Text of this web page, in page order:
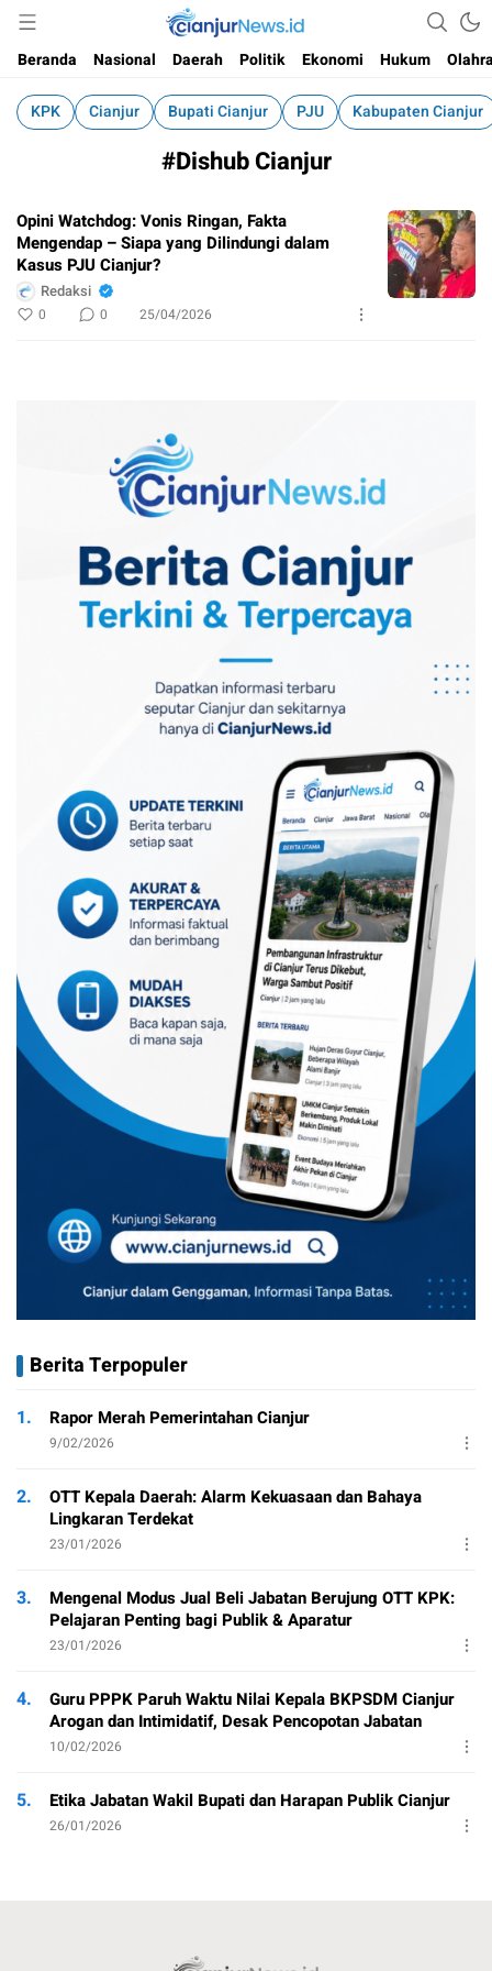
cianjurnews.id
Informasi Faktual dan Berimbang
Beranda
Nasional Daerah Politik Ekonomi Hukum
KPK Cianjur Bupati Cianjur PJU Kabupaten Cianjur
#Dishub Cianjur
Opini Watchdog: Vonis Ringan, Fakta
Mengendap – Siapa yang Dilindungi dalam
Kasus PJU Cianjur?
Redaksi
0 0 25/04/2026
Berita Terpopuler
1. Rapor Merah Pemerintahan Cianjur
9/02/2026
2.
OTT Kepala Daerah: Alarm Kekuasaan dan Bahaya
Lingkaran Terdekat
23/01/2026
3.
Mengenal Modus Jual Beli Jabatan Berujung OTT KPK:
Pelajaran Penting bagi Publik & Aparatur
23/01/2026
4.
Guru PPPK Paruh Waktu Nilai Kepala BKPSDM Cianjur
Arogan dan Intimidatif, Desak Pencopotan Jabatan
10/02/2026
5. Etika Jabatan Wakil Bupati dan Harapan Publik Cianjur
26/01/2026